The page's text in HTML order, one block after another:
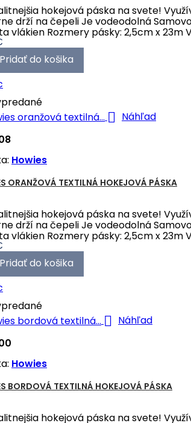
hokejová páska na svete!
drží na čepeli Je vodeodolná
vlákien Rozmery pásky: 2,5cm x 23m
Pridať do košika
 Náhľad
Howies
ORANŽOVÁ TEXTILNÁ HOKEJOVÁ PÁSKA
hokejová páska na svete!
drží na čepeli Je vodeodolná
vlákien Rozmery pásky: 2,5cm x 23m
Pridať do košika
 Náhľad
Howies
BORDOVÁ TEXTILNÁ HOKEJOVÁ PÁSKA
hokejová páska na svete!